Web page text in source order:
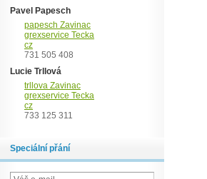
Pavel Papesch
papesch Zavinac
grexservice Tecka
cz
731 505 408
Lucie Trllová
trllova Zavinac
grexservice Tecka
cz
733 125 311
Speciální přání